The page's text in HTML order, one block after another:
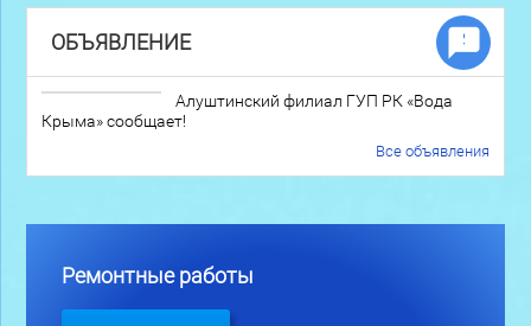
ОБЪЯВЛЕНИЕ
Алуштинский филиал ГУП РК «Вода
Крыма» сообщает!
Все объявления
Ремонтные работы